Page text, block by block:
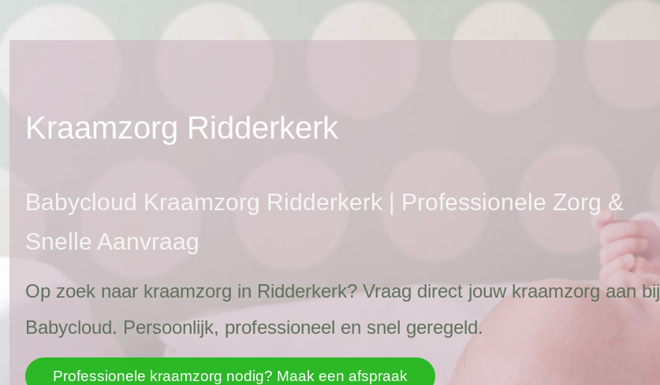
Kraamzorg Ridderkerk
Babycloud Kraamzorg Ridderkerk | Professionele Zorg &
Snelle Aanvraag
Op zoek naar kraamzorg in Ridderkerk? Vraag direct jouw kraamzorg aan bij
Babycloud. Persoonlijk, professioneel en snel geregeld.
Professionele kraamzorg nodig? Maak een afspraak